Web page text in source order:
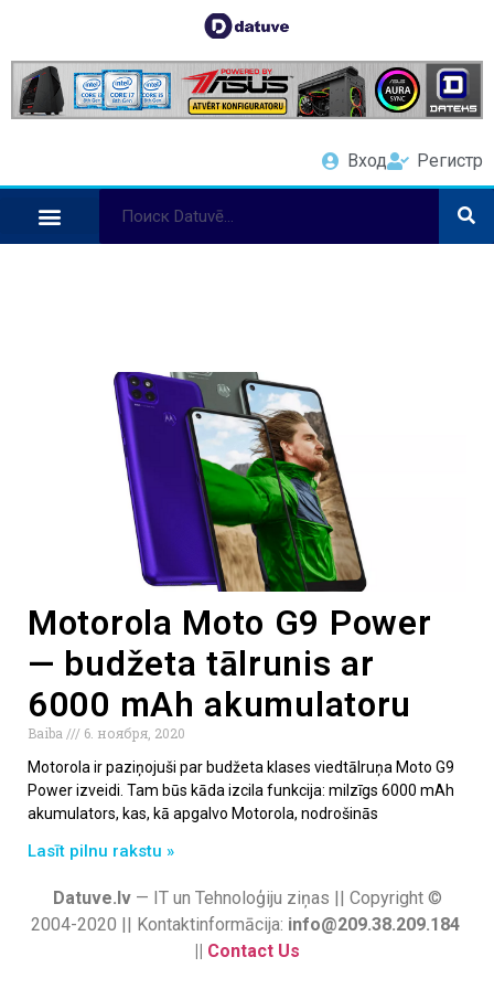
Вход Регистр
Motorola Moto G9 Power
— budžeta tālrunis ar
6000 mAh akumulatoru
Baiba
6. ноября, 2020
Motorola ir paziņojuši par budžeta klases viedtālruņa Moto G9
Power izveidi. Tam būs kāda izcila funkcija: milzīgs 6000 mAh
akumulators, kas, kā apgalvo Motorola, nodrošinās
Lasīt pilnu rakstu »
Datuve.lv— IT un Tehnoloģiju ziņas || Copyright ©
2004-2020 || Kontaktinformācija: info@209.38.209.184
|| Contact Us